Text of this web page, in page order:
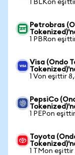
1 BLKon
Petrobras
1 PBRon
Visa (Ondo
1 Von eşittir
PepsiCo
1 PEPon
Toyota
1 TMon eşittir